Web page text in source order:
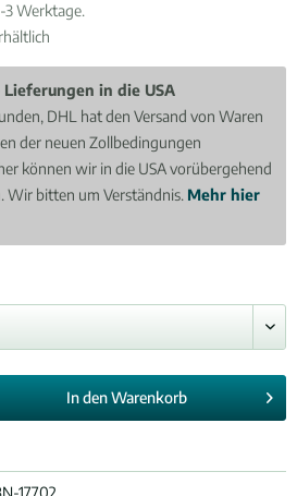
3 Werktage.
in die USA
DHL hat den Versand von Waren
der neuen Zollbedingungen
können wir in die USA vorübergehend
Wir bitten um Verständnis. Mehr hier
In denWarenkorb
17702